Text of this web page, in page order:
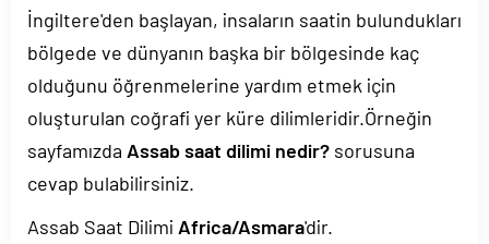
İngiltere'den başlayan, insaların saatin bulundukları
bölgede ve dünyanın başka bir bölgesinde kaç
olduğunu öğrenmelerine yardım etmek için
oluşturulan coğrafi yer küre dilimleridir.Örneğin
sayfamızda Assab saat dilimi nedir? sorusuna
cevap bulabilirsiniz.
Assab Saat Dilimi Africa/Asmara'dir.